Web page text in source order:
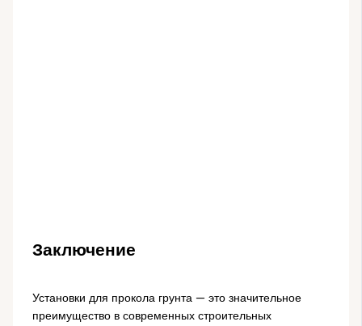
Заключение
Установки для прокола грунта — это значительное
преимущество в современных строительных